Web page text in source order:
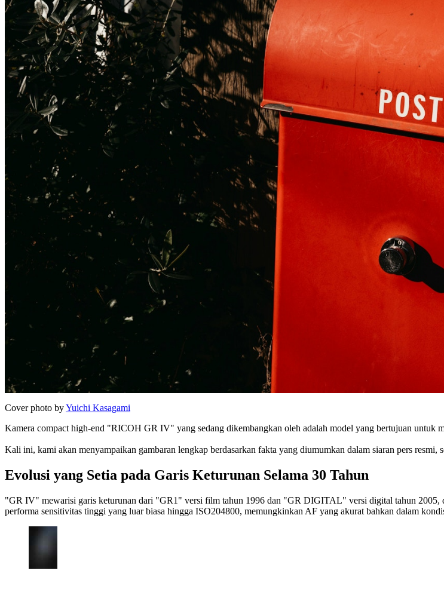
Cover photo byYuichi Kasagami
Kamera compact high-end "RICOH GR IV" yang sedang dikembangkan oleh adalah model yang bertujuan untuk
Kali ini, kami akan menyampaikan gambaran lengkap berdasarkan fakta yang diumumkan dalam siaran pers
Evolusi yang Setia pada Garis Keturunan Selama 30 Tahun
"GR IV" mewarisi garis keturunan dari "GR1" versi film tahun 1996 dan "GR DIGITAL" versi digital tahun 2005,
performa sensitivitas tinggi yang luar biasa hingga ISO204800, memungkinkan AF yang akurat bahkan dalam